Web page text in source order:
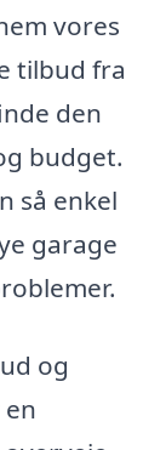
vores
tilbud fra
den
budget.
så enkel
garage
og